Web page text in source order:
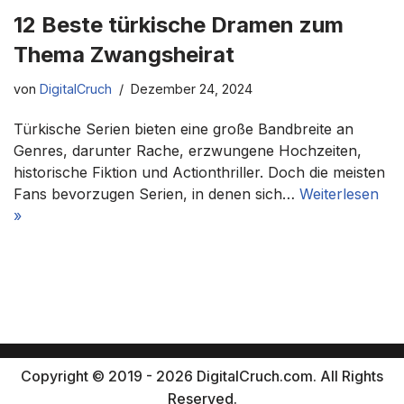
12 Beste türkische Dramen zum
Thema Zwangsheirat
von DigitalCruch Dezember 24, 2024
Türkische Serien bieten eine große Bandbreite an
Genres, darunter Rache, erzwungene Hochzeiten,
historische Fiktion und Actionthriller. Doch die meisten
Fans bevorzugen Serien, in denen sich… Weiterlesen
»
Copyright © 2019 - 2026 DigitalCruch.com. All Rights
Reserved.